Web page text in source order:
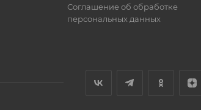
Соглашение об обработке
персональных данных